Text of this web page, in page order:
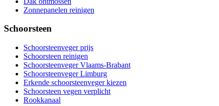
Zonnepanelen reinigen
Schoorsteen
Schoorsteenveger prijs
Schoorsteen reinigen
Schoorsteenveger Vlaams-Brabant
Schoorsteenveger Limburg
Erkende schoorsteenveger kiezen
Schoorsteen vegen verplicht
Rookkanaal